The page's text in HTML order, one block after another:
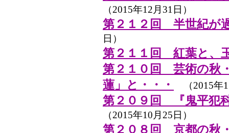
（2015年12月31日）
第２１２回 半世紀が
日）
第２１１回 紅葉と、
第２１０回 芸術の秋
蓮」と・・・
（2015年
第２０９回 『鬼平犯
（2015年10月25日）
第２０８回 京都の秋